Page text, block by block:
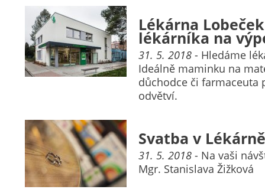
Lékárna
lékárníka na
31. 5. 2018 - Hledáme
Ideálně maminku na
důchodce či farmaceuta
odvětví.
Svatba v
31. 5. 2018 - Na vaši
Mgr. Stanislava Žižková